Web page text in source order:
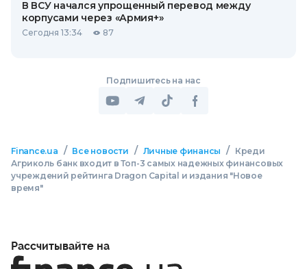
В ВСУ начался упрощенный перевод между
корпусами через «Армия+»
Сегодня 13:34 87
Подпишитесь на нас
Finance.ua / Все новости / Личные финансы /
Креди
Агриколь банк входит в Топ-3 самых надежных финансовых
учреждений рейтинга Dragon Capital и издания "Новое
время"
Рассчитывайте на